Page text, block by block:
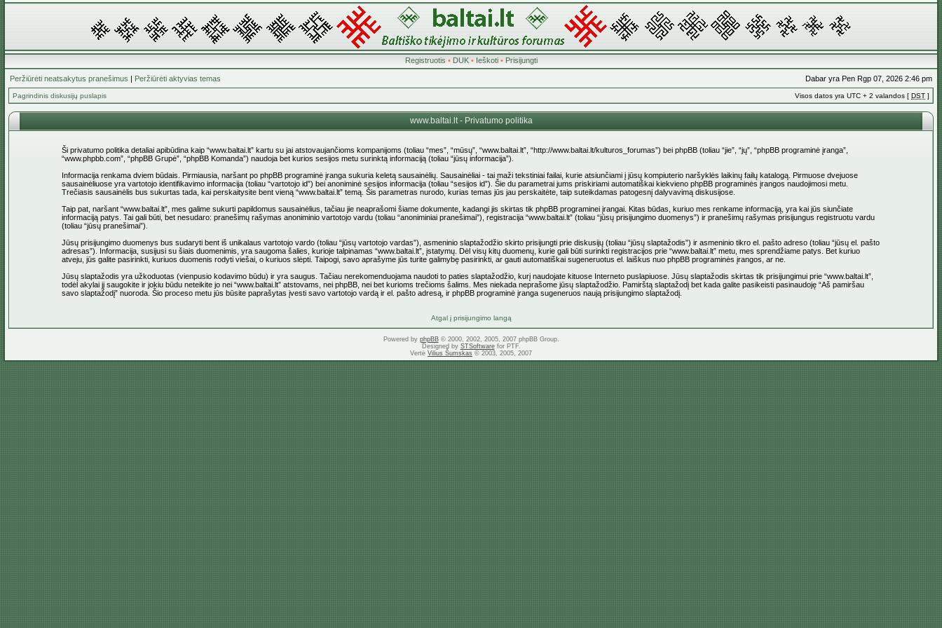
Registruotis • DUK• Ieškoti• Prisijungti
Peržiūrėti neatsakytus pranešimus | Peržiūrėti aktyvias temas Dabar yra Pen Rgp 07, 2026 2:46 pm
Pagrindinis diskusijų puslapis Visos datos yra UTC + 2 valandos [ DST ]
www.baltai.lt - Privatumo politika
Ši privatumo politika detaliai apibūdina kaip “www.baltai.lt” kartu su jai atstovaujančioms kompanijoms (toliau “mes”, “mūsų”, “www.baltai.lt”, “http://www.baltai.lt/kulturos_forumas”) bei phpBB (toliau “jie”, “jų”, “phpBB programinė įranga”,
“www.phpbb.com”, “phpBB Grupė”, “phpBB Komanda”) naudoja bet kurios sesijos metu surinktą informaciją (toliau “jūsų informacija”).
Informacija renkama dviem būdais. Pirmiausia, naršant po phpBB programinė įranga sukuria keletą sausainėlių. Sausainėliai - tai maži tekstiniai failai, kurie atsiunčiami į jūsų kompiuterio naršyklės laikinų failų katalogą. Pirmuose dvejuose
sausainėliuose yra vartotojo identifikavimo informacija (toliau “vartotojo id”) bei anoniminė sesijos informacija (toliau “sesijos id”). Šie du parametrai jums priskiriami automatiškai kiekvieno phpBB programinės įrangos naudojimosi metu.
Trečiasis sausainėlis bus sukurtas tada, kai perskaitysite bent vieną “www.baltai.lt” temą. Šis parametras nurodo, kurias temas jūs jau perskaitėte, taip suteikdamas patogesnį dalyvavimą diskusijose.
Taip pat, naršant “www.baltai.lt”, mes galime sukurti papildomus sausainėlius, tačiau jie neaprašomi šiame dokumente, kadangi jis skirtas tik phpBB programinei įrangai. Kitas būdas, kuriuo mes renkame informaciją, yra kai jūs siunčiate
informaciją patys. Tai gali būti, bet nesudaro: pranešimų rašymas anoniminio vartotojo vardu (toliau “anoniminiai pranešimai”), registracija “www.baltai.lt” (toliau “jūsų prisijungimo duomenys”) ir pranešimų rašymas prisijungus registruotu vardu
(toliau “jūsų pranešimai”).
Jūsų prisijungimo duomenys bus sudaryti bent iš unikalaus vartotojo vardo (toliau “jūsų vartotojo vardas”), asmeninio slaptažodžio skirto prisijungti prie diskusijų (toliau “jūsų slaptažodis”) ir asmeninio tikro el. pašto adreso (toliau “jūsų el. pašto
adresas”). Informacija, susijusi su šiais duomenimis, yra saugoma šalies, kurioje talpinamas “www.baltai.lt”, įstatymų. Dėl visų kitų duomenų, kurie gali būti surinkti registracijos prie “www.baltai.lt” metu, mes sprendžiame patys. Bet kuriuo
atveju, jūs galite pasirinkti, kuriuos duomenis rodyti viešai, o kuriuos slėpti. Taipogi, savo aprašyme jūs turite galimybę pasirinkti, ar gauti automatiškai sugeneruotus el. laiškus nuo phpBB programinės įrangos, ar ne.
Jūsų slaptažodis yra užkoduotas (vienpusio kodavimo būdu) ir yra saugus. Tačiau nerekomenduojama naudoti to paties slaptažodžio, kurį naudojate kituose Interneto puslapiuose. Jūsų slaptažodis skirtas tik prisijungimui prie “www.baltai.lt”,
todėl akylai jį saugokite ir jokiu būdu neteikite jo nei “www.baltai.lt” atstovams, nei phpBB, nei bet kurioms trečioms šalims. Mes niekada neprašome jūsų slaptažodžio. Pamirštą slaptažodį bet kada galite pasikeisti pasinaudoję “Aš pamiršau
savo slaptažodį” nuoroda. Šio proceso metu jūs būsite paprašytas įvesti savo vartotojo vardą ir el. pašto adresą, ir phpBB programinė įranga sugeneruos naują prisijungimo slaptažodį.
Atgal į prisijungimo langą
Powered by phpBB© 2000, 2002, 2005, 2007 phpBB Group.
Designed by STSoftwarefor PTF.
Vertė Vilius Šumskas © 2003, 2005, 2007